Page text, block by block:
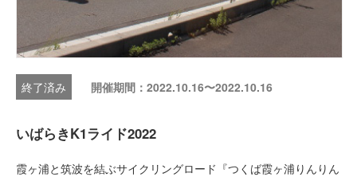
開催期間：2022.10.16〜2022.10.16
いばらきK1ライド2022
霞ヶ浦と筑波を結ぶサイクリングロード『つくば霞ヶ浦りんりん